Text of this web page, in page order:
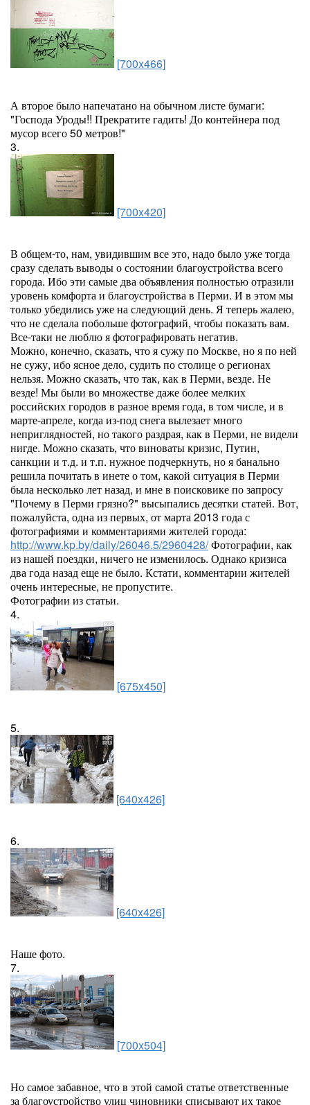
[700x466]
А второе было напечатано на обычном листе бумаги:
"Господа Уроды!! Прекратите гадить! До контейнера под
мусор всего 50 метров!"
3.
[700x420]
В общем-то, нам, увидившим все это, надо было уже тогда
сразу сделать выводы о состоянии благоустройства всего
города. Ибо эти самые два объявления полностью отразили
уровень комфорта и благоустройства в Перми. И в этом мы
только убедились уже на следующий день. Я теперь жалею,
что не сделала побольше фотографий, чтобы показать вам.
Все-таки не люблю я фотографировать негатив.
Можно, конечно, сказать, что я сужу по Москве, но я по ней
не сужу, ибо ясное дело, судить по столице о регионах
нельзя. Можно сказать, что так, как в Перми, везде. Не
везде! Мы были во множестве даже более мелких
российских городов в разное время года, в том числе, и в
марте-апреле, когда из-под снега вылезает много
неприглядностей, но такого раздрая, как в Перми, не видели
нигде. Можно сказать, что виноваты кризис, Путин,
санкции и т.д. и т.п. нужное подчеркнуть, но я банально
решила почитать в инете о том, какой ситуация в Перми
была несколько лет назад, и мне в поисковике по запросу
"Почему в Перми грязно?" высыпались десятки статей. Вот,
пожалуйста, одна из первых, от марта 2013 года с
фотографиями и комментариями жителей города:
http://www.kp.by/daily/26046.5/2960428/Фотографии, как
из нашей поездки, ничего не изменилось. Однако кризиса
два года назад еще не было. Кстати, комментарии жителей
очень интересные, не пропустите.
Фотографии из статьи.
4.
[675x450]
5.
[640x426]
6.
[640x426]
Наше фото.
7.
[700x504]
Но самое забавное, что в этой самой статье ответственные
за благоустройство улиц чиновники списывают их такое